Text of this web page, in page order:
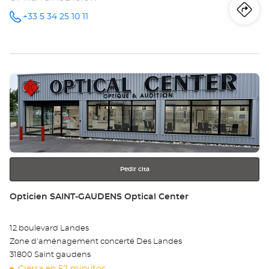
número
+33 5 34 25 10 11
a
-
Pulse
ENTER
para
obtener
más
información
Pedir cita
Tienda:
Opticien SAINT-GAUDENS Optical Center
12 boulevard Landes
Zone d'aménagement concerté Des Landes
31800 Saint gaudens